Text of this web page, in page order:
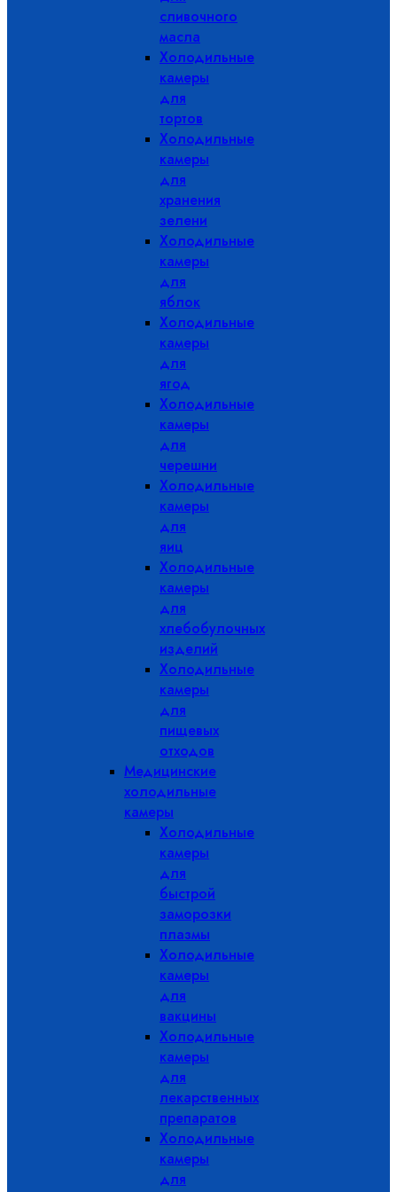
сливочного
масла
Холодильные
камеры
для
тортов
Холодильные
камеры
для
хранения
зелени
Холодильные
камеры
для
яблок
Холодильные
камеры
для
ягод
Холодильные
камеры
для
черешни
Холодильные
камеры
для
яиц
Холодильные
камеры
для
хлебобулочных
изделий
Холодильные
камеры
для
пищевых
отходов
Медицинские
холодильные
камеры
Холодильные
камеры
для
быстрой
заморозки
плазмы
Холодильные
камеры
для
вакцины
Холодильные
камеры
для
лекарственных
препаратов
Холодильные
камеры
для